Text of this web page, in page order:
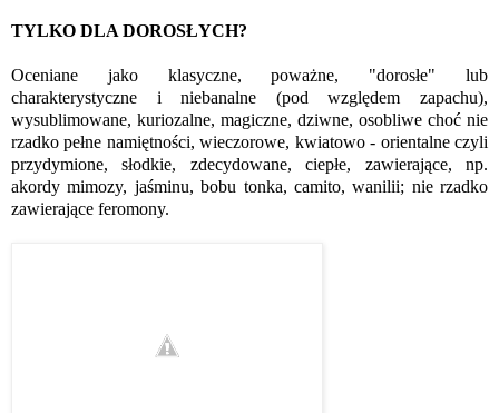
TYLKO DLA DOROSŁYCH?
Oceniane jako klasyczne, poważne, "dorosłe" lub
charakterystyczne i niebanalne (pod względem zapachu),
wysublimowane, kuriozalne, magiczne, dziwne, osobliwe choć nie
rzadko pełne namiętności, wieczorowe, kwiatowo - orientalne czyli
przydymione, słodkie, zdecydowane, ciepłe, zawierające, np.
akordy mimozy, jaśminu, bobu tonka, camito, wanilii; nie rzadko
zawierające feromony.